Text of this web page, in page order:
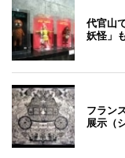
代官山
妖怪」
フラン
展示（